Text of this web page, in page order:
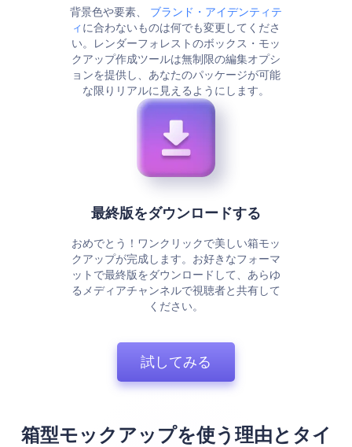
背景色や要素、 ブランド・アイデンティテ
ィ に合わないものは何でも変更してくださ
い。レンダーフォレストのボックス・モッ
クアップ作成ツールは無制限の編集オプシ
ョンを提供し、あなたのパッケージが可能
な限りリアルに見えるようにします。
最終版をダウンロードする
おめでとう！ワンクリックで美しい箱モッ
クアップが完成します。お好きなフォーマ
ットで最終版をダウンロードして、あらゆ
るメディアチャンネルで視聴者と共有して
ください。
試してみる
箱型モックアップを使う理由とタイ